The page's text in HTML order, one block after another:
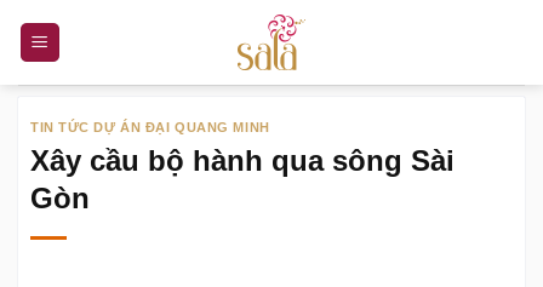
nội
TIN TỨC DỰ ÁN ĐẠI QUANG MINH
Xây cầu bộ hành qua sông Sài
Gòn